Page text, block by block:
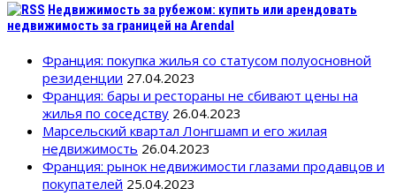
Недвижимость за рубежом: купить или арендовать
недвижимость за границей на Arendal
Франция: покупка жилья со статусом полуосновной
резиденции 27.04.2023
Франция: бары и рестораны не сбивают цены на
жилья по соседству 26.04.2023
Марсельский квартал Лонгшамп и его жилая
недвижимость 26.04.2023
Франция: рынок недвижимости глазами продавцов и
покупателей 25.04.2023